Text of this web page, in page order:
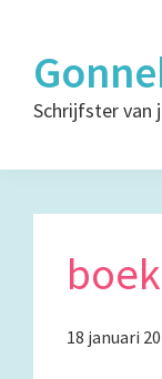
primary
navigation
main
content
primary
sidebar
footer
Schrijfster van
18 januari